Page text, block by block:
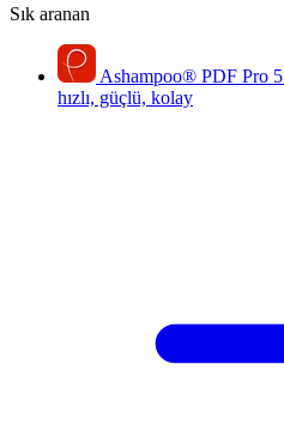
Sık aranan
Ashampoo® PDF Pro 5
hızlı, güçlü, kolay